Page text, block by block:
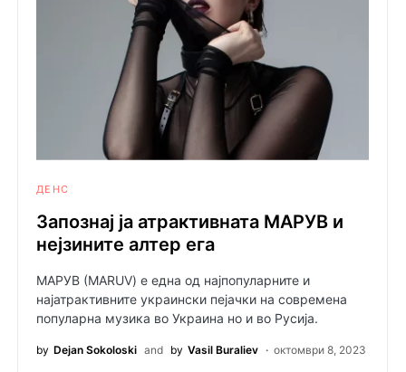
ДЕНС
Запознај ја атрактивната МАРУВ и
нејзините алтер ега
МАРУВ (MARUV) е една од најпопуларните и
најатрактивните украински пејачки на современа
популарна музика во Украина но и во Русија.
by Dejan Sokoloski and by Vasil Buraliev октомври 8, 2023